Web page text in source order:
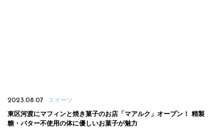
2023.08.07 スイーツ
東区河渡にマフィンと焼き菓子のお店「マアルク」オープン！ 精製
糖・バター不使用の体に優しいお菓子が魅力